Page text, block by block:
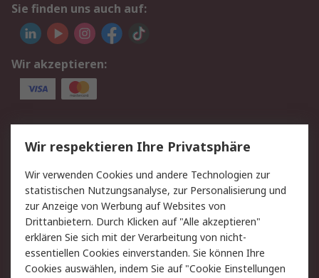
Sie finden uns auch auf:
Wir akzeptieren:
Service
Value Added Services
Lieferlösungen
Rücksendung/Entsorgung Kontakt
Hilfe
Rechtliches
RS Verkaufs- und
Datenschutz
Wir respektieren Ihre Privatsphäre
Wir verwenden Cookies und andere Technologien zur
statistischen Nutzungsanalyse, zur Personalisierung und
zur Anzeige von Werbung auf Websites von
Drittanbietern. Durch Klicken auf "Alle akzeptieren"
erklären Sie sich mit der Verarbeitung von nicht-
essentiellen Cookies einverstanden. Sie können Ihre
Cookies auswählen, indem Sie auf "Cookie Einstellungen